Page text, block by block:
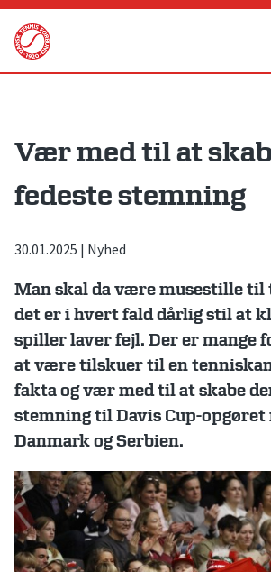
Skip
content
Vær med til at
fedeste stemning
30.01.2025 | Nyhed
Man skal da være musestille til
det er i hvert fald dårlig stil at
spiller laver fejl. Der er mange
at være tilskuer til en
fakta og vær med til at skabe
stemning til Davis Cup-opgøret
Danmark og Serbien.